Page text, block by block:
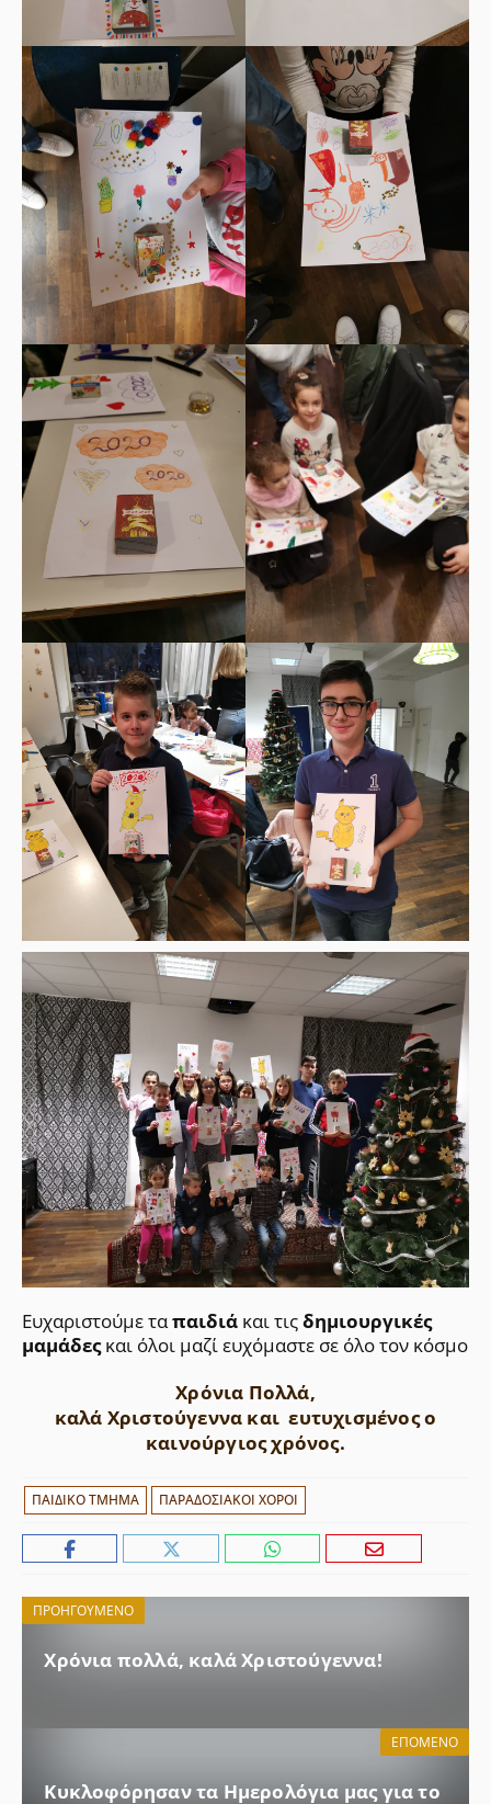
Ευχαριστούμε ταπαιδιά και τιςδημιουργικές
μαμάδεςκαι όλοι μαζί ευχόμαστε σε όλο τον κόσμο
Χρόνια Πολλά,
καλά Χριστούγεννα και ευτυχισμένος ο
καινούργιος χρόνος.
ΕΤΙΚΈΤΕΣ
ΠΑΙΔΙΚΟ ΤΜΗΜΑ ΠΑΡΑΔΟΣΙΑΚΟΙ ΧΟΡΟΙ
ΠΡΟΗΓΟΎΜΕΝΟ
Χρόνια πολλά, καλά Χριστούγεννα!
Κυκλοφόρησαν τα Ημερολόγια μας για το
ΕΠΌΜΕΝΟ